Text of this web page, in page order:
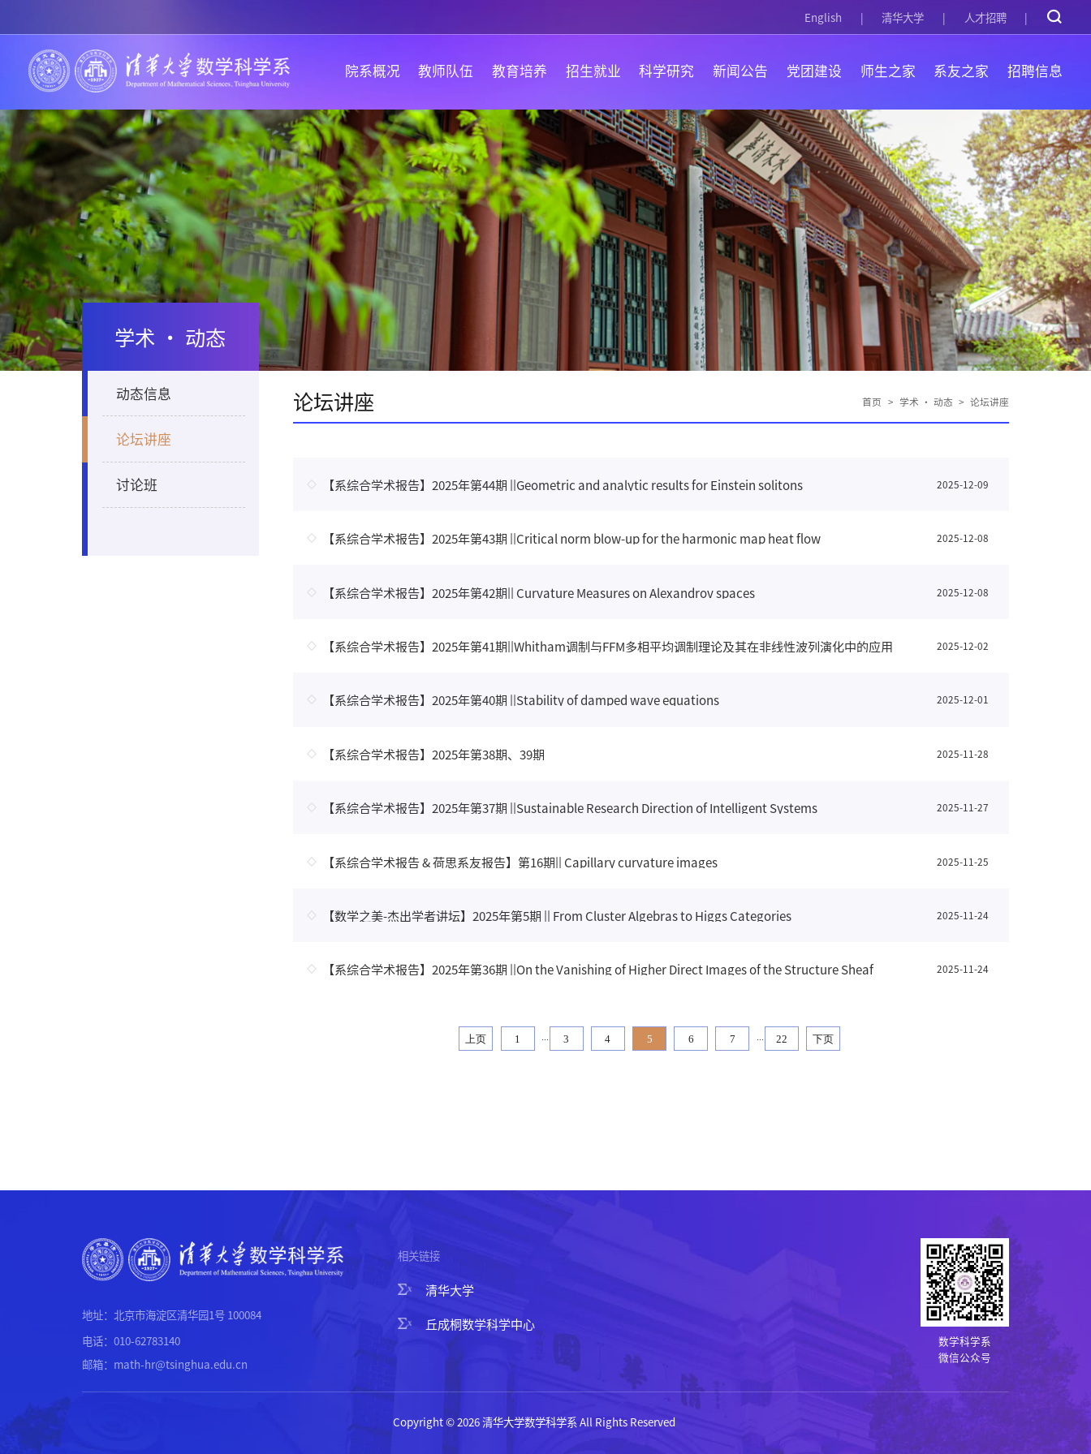
English 清华大学 人才招聘
院系概况 教师队伍 教育培养 招生就业 科学研究 新闻公告 党团建设 师生之家 系友之家 招聘信息
学术 · 动态
动态信息
论坛讲座
讨论班
论坛讲座 首页 > 学术 · 动态 > 论坛讲座
2025-12-09
【系综合学术报告】2025年第44期 ||Geometric and analytic results for Einstein solitons
2025-12-08
【系综合学术报告】2025年第43期 ||Critical norm blow-up for the harmonic map heat flow
2025-12-08
【系综合学术报告】2025年第42期|| Curvature Measures on Alexandrov spaces
2025-12-02
【系综合学术报告】2025年第41期||Whitham调制与FFM多相平均调制理论及其在非线性波列演化中的应用
2025-12-01
【系综合学术报告】2025年第40期 ||Stability of damped wave equations
2025-11-28
【系综合学术报告】2025年第38期、39期
2025-11-27
【系综合学术报告】2025年第37期 ||Sustainable Research Direction of Intelligent Systems
2025-11-25
【系综合学术报告 & 荷思系友报告】第16期|| Capillary curvature images
2025-11-24
【数学之美-杰出学者讲坛】2025年第5期 || From Cluster Algebras to Higgs Categories
2025-11-24
【系综合学术报告】2025年第36期 ||On the Vanishing of Higher Direct Images of the Structure Sheaf
上页 1 ... 3 4 5 6 7 ... 22 下页
地址：北京市海淀区清华园1号 100084
电话：010-62783140
邮箱：math-hr@tsinghua.edu.cn
相关链接
清华大学
丘成桐数学科学中心
数学科学系
微信公众号
Copyright © 2026 清华大学数学科学系 All Rights Reserved